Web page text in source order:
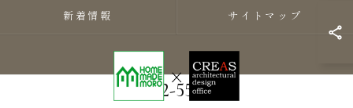
0282-55-8118
新着情報 サイトマップ